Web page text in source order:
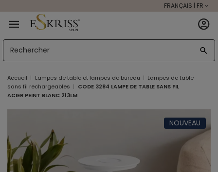
FRANÇAIS | FR
Accueil Lampes de table et lampes de bureau
Lampes de table
sans fil rechargeables
CODE 3284 LAMPE DE TABLE SANS FIL
ACIER PEINT BLANC 213LM
NOUVEAU